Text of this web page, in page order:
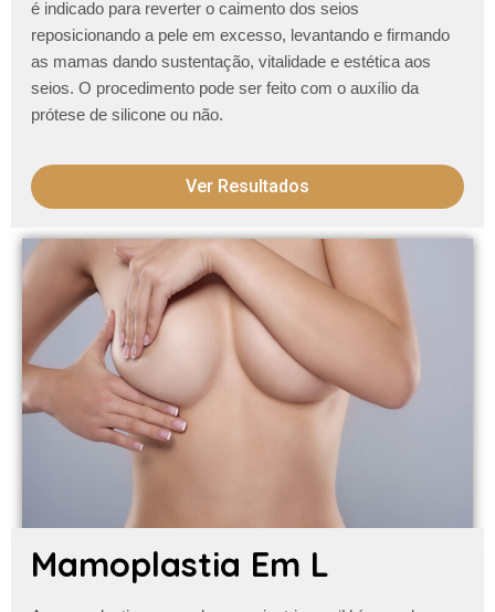
é indicado para reverter o caimento dos seios
reposicionando a pele em excesso, levantando e firmando
as mamas dando sustentação, vitalidade e estética aos
seios. O procedimento pode ser feito com o auxílio da
prótese de silicone ou não.
Ver Resultados
Mamoplastia Em L